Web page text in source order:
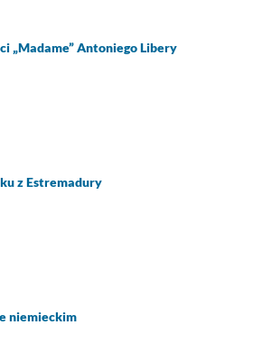
„Madame” Antoniego Libery
z Estremadury
niemieckim